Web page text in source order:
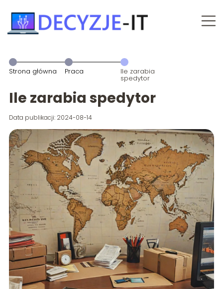
Strona główna Praca Ile zarabia
spedytor
Ile zarabia spedytor
Data publikacji: 2024-08-14